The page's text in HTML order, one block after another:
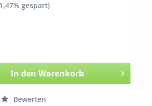
gespart)
In den Warenkorb
Bewerten